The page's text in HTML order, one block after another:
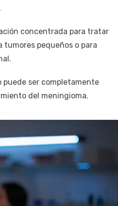
concentrada para tratar
pequeños o para
puede ser completamente
del meningioma.